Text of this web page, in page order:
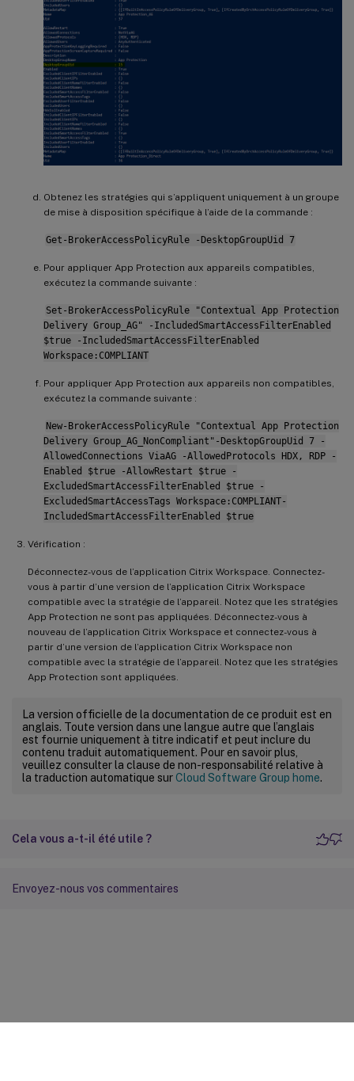
Obtenez les stratégies qui s’appliquent uniquement à un groupe
de mise à disposition spécifique à l’aide de la commande :
Get-BrokerAccessPolicyRule -DesktopGroupUid 7
Pour appliquer App Protection aux appareils compatibles,
exécutez la commande suivante :
Set-BrokerAccessPolicyRule "Contextual App Protection
Delivery Group_AG" -IncludedSmartAccessFilterEnabled
$true -IncludedSmartAccessFilterEnabled
Workspace:COMPLIANT
Pour appliquer App Protection aux appareils non compatibles,
exécutez la commande suivante :
New-BrokerAccessPolicyRule "Contextual App Protection
Delivery Group_AG_NonCompliant"-DesktopGroupUid 7 -
AllowedConnections ViaAG -AllowedProtocols HDX, RDP -
Enabled $true -AllowRestart $true -
ExcludedSmartAccessFilterEnabled $true -
ExcludedSmartAccessTags Workspace:COMPLIANT-
IncludedSmartAccessFilterEnabled $true
Vérification :
Déconnectez-vous de l’application Citrix Workspace. Connectez-
vous à partir d’une version de l’application Citrix Workspace
compatible avec la stratégie de l’appareil. Notez que les stratégies
App Protection ne sont pas appliquées. Déconnectez-vous à
nouveau de l’application Citrix Workspace et connectez-vous à
partir d’une version de l’application Citrix Workspace non
compatible avec la stratégie de l’appareil. Notez que les stratégies
App Protection sont appliquées.
La version officielle de la documentation de ce produit est en
anglais. Toute version dans une langue autre que l’anglais
est fournie uniquement à titre indicatif et peut inclure du
contenu traduit automatiquement. Pour en savoir plus,
veuillez consulter la clause de non-responsabilité relative à
la traduction automatique surCloud Software Group home.
Cela vous a-t-il été utile ?
Envoyez-nous vos commentaires